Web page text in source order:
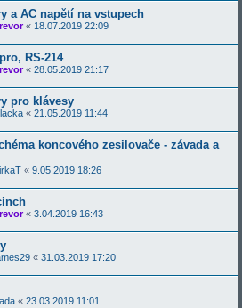
a AC napětí na vstupech
« 18.07.2019 22:09
RS-214
« 28.05.2019 21:17
pro klávesy
« 21.05.2019 11:44
koncového zesilovače - závada a
« 9.05.2019 18:26
« 3.04.2019 16:43
« 31.03.2019 17:20
« 23.03.2019 11:01